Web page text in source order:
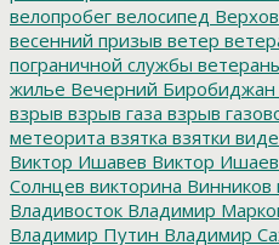
велопробег велосипед
весенний призыв ветер
пограничной службы
жилье Вечерний Биробиджан
взрыв взрыв газа взрыв
метеорита взятка взятки
Виктор Ишавев Виктор Ишаев
Солнцев викторина Винников
Владивосток Владимир
Владимир Путин Владимир